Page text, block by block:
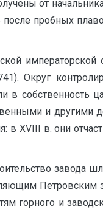
от
после пробных
Округ
в собственность
и другими
XVIII в. они
завода
Петровским
горного и